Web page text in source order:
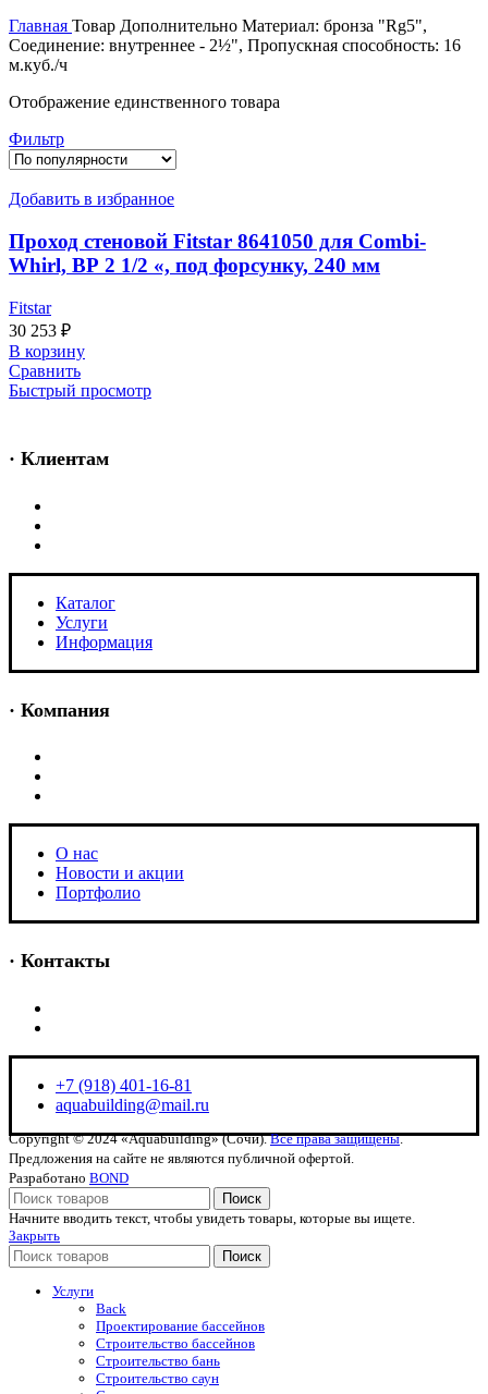
Главная Товар Дополнительно Материал: бронза "Rg5",
Соединение: внутреннее - 2½", Пропускная способность: 16
м.куб./ч
Отображение единственного товара
Фильтр
Добавить в избранное
Проход стеновой Fitstar 8641050 для Combi-
Whirl, ВР 2 1/2 «, под форсунку, 240 мм
Fitstar
30 253 ₽
В корзину
Сравнить
Быстрый просмотр
· Клиентам
Каталог
Услуги
Информация
· Компания
O нас
Новости и акции
Портфолио
· Контакты
+7 (918) 401-16-81
aquabuilding@mail.ru
Copyright © 2024 «Aquabuilding» (Сочи).Все права защищены.
Предложения на сайте не являются публичной офертой.
Разработано BOND
Поиск
Начните вводить текст, чтобы увидеть товары, которые вы ищете.
Закрыть
Поиск
Услуги
Back
Проектирование бассейнов
Строительство бассейнов
Строительство бань
Строительство саун